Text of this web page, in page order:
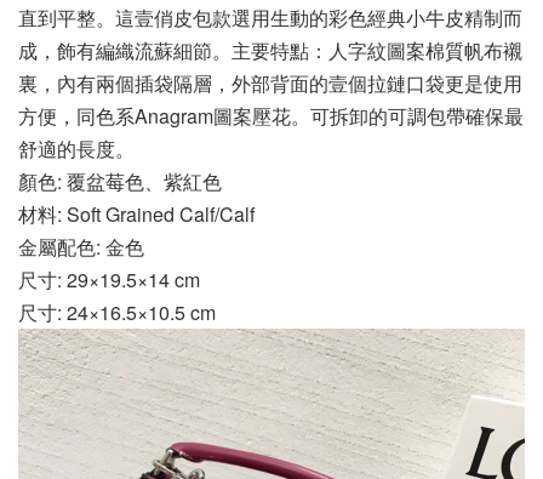
直到平整。這壹俏皮包款選用生動的彩色經典小牛皮精制而
成，飾有編織流蘇細節。主要特點：人字紋圖案棉質帆布襯
裏，內有兩個插袋隔層，外部背面的壹個拉鏈口袋更是使用
方便，同色系Anagram圖案壓花。可拆卸的可調包帶確保最
舒適的長度。
顏色: 覆盆莓色、紫紅色
材料: Soft Grained Calf/Calf
金屬配色: 金色
尺寸: 29×19.5×14 cm
尺寸: 24×16.5×10.5 cm